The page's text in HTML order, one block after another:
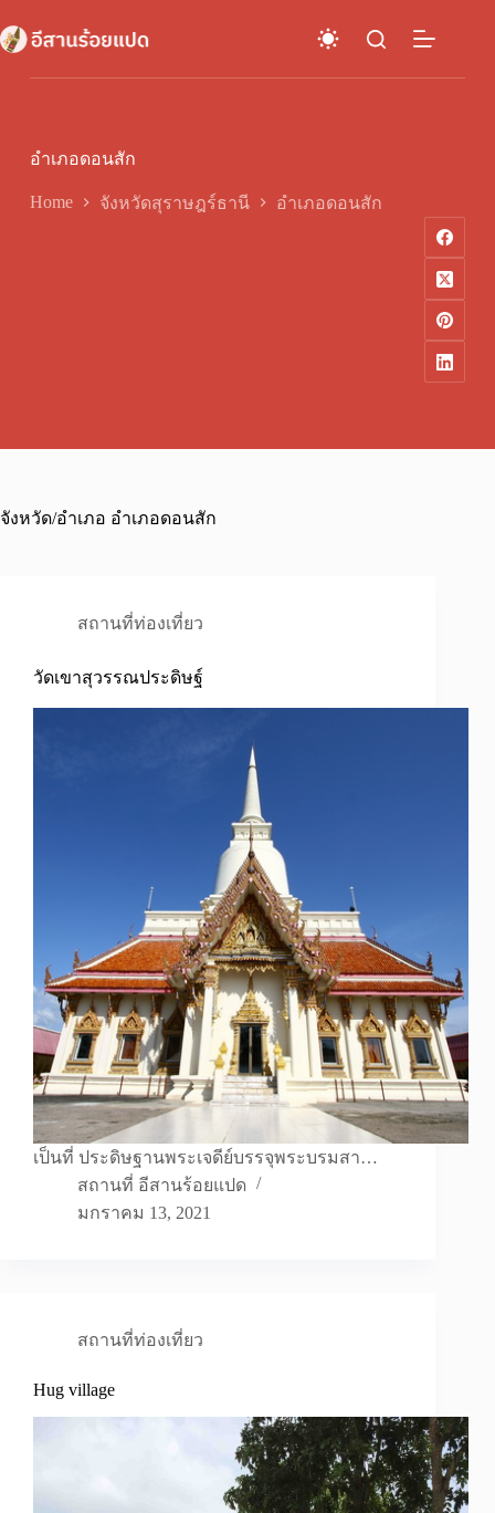
to
content
อำเภอดอนสัก
Home จังหวัดสุราษฎร์ธานี อำเภอดอนสัก
จังหวัด/อำเภอ อำเภอดอนสัก
สถานที่ท่องเที่ยว
วัดเขาสุวรรณประดิษฐ์
เป็นที่ ประดิษฐานพระเจดีย์บรรจุพระบรมสา…
สถานที่ อีสานร้อยแปด
มกราคม 13, 2021
สถานที่ท่องเที่ยว
Hug village